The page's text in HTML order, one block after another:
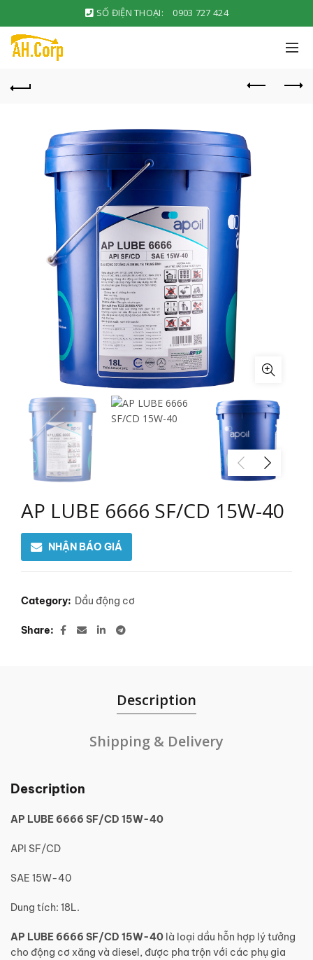
SỐ ĐIỆN THOẠI: 0903 727 424
AP LUBE 6666 SF/CD 15W-40
NHẬN BÁO GIÁ
Category: Dầu động cơ
Share
Description
Shipping & Delivery
Description
AP LUBE 6666 SF/CD 15W-40
API SF/CD
SAE 15W-40
Dung tích: 18L.
AP LUBE 6666 SF/CD 15W-40 là loại dầu hỗn hợp lý tưởng
cho động cơ xăng và diesel, được pha trộn với các phụ gia